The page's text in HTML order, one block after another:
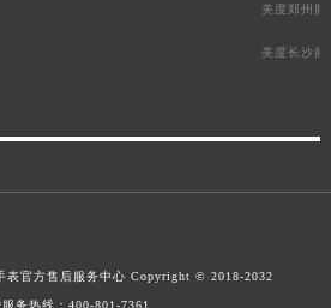
美度郑州服
美度长沙服
表官方售后服务中心 Copyright © 2018-2032
务热线： 400-801-7361